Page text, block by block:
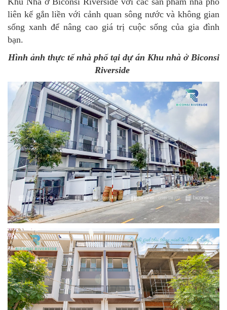
liên kế gắn liền với cảnh quan sông nước và không gian
sống xanh để nâng cao giá trị cuộc sống của gia đình
bạn.
Hình ảnh thực tế nhà phố tại dự án Khu nhà ở Biconsi
Riverside